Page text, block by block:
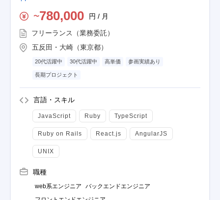
〜780,000 円 / 月
フリーランス（業務委託）
五反田・大崎（東京都）
20代活躍中 30代活躍中 高単価 参画実績あり
長期プロジェクト
言語・スキル
JavaScript Ruby TypeScript
Ruby on Rails React.js AngularJS
UNIX
職種
web系エンジニア
バックエンドエンジニア